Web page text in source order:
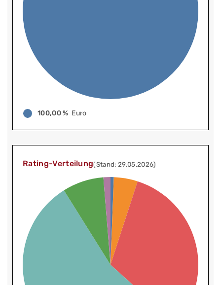
100,00 % Euro
Rating-Verteilung(Stand: 29.05.2026)